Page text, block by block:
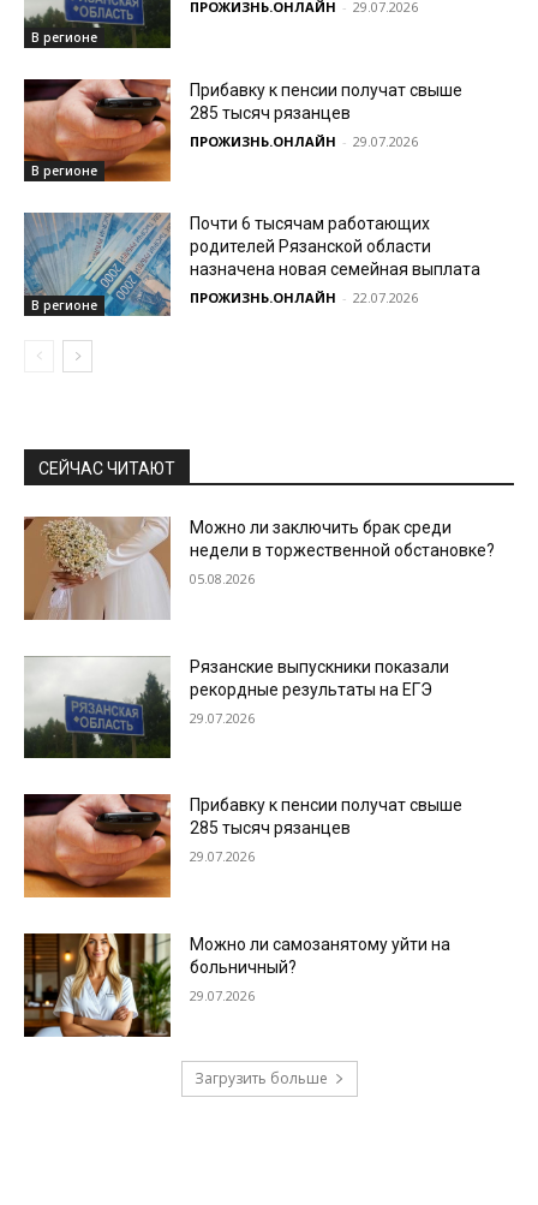
В регионе
ПРОЖИЗНЬ.ОНЛАЙН - 29.07.2026
В регионе
Прибавку к пенсии получат свыше
285 тысяч рязанцев
ПРОЖИЗНЬ.ОНЛАЙН - 29.07.2026
В регионе
Почти 6 тысячам работающих
родителей Рязанской области
назначена новая семейная выплата
ПРОЖИЗНЬ.ОНЛАЙН - 22.07.2026
СЕЙЧАС ЧИТАЮТ
Можно ли заключить брак среди
недели в торжественной обстановке?
05.08.2026
Рязанские выпускники показали
рекордные результаты на ЕГЭ
29.07.2026
Прибавку к пенсии получат свыше
285 тысяч рязанцев
29.07.2026
Можно ли самозанятому уйти на
больничный?
29.07.2026
Загрузить больше